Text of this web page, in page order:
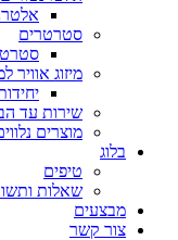
סטרטרים
מיזוג אוויר
שירות עד
מוצרים
בלוג
טיפים
שאלות
מבצעים
צור קשר